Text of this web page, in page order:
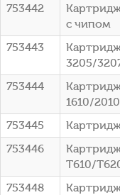
753442
с чипом
753443
Картридж
3205/
753444
1610/
753445
753446
T610/
753448
Картридж